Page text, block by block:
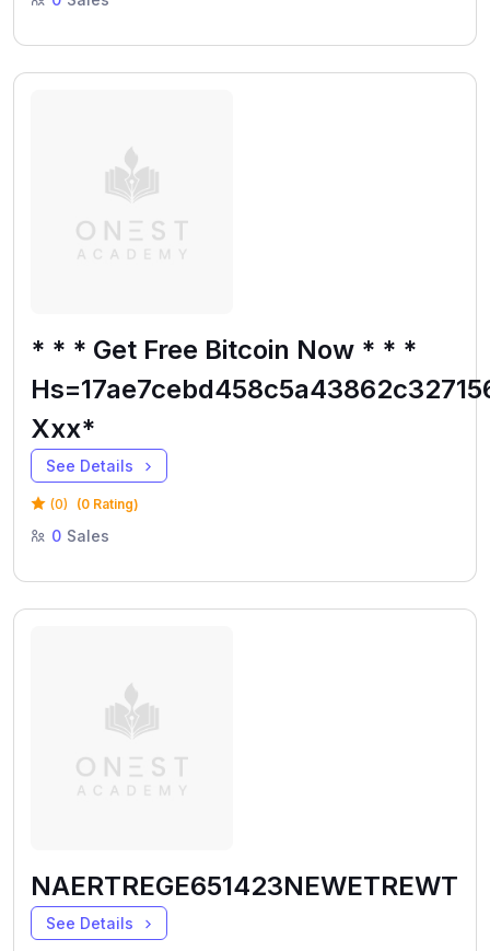
* * * Get Free Bitcoin Now * * *
Ххх*
See Details
(0) (0 Rating)
0 Sales
NAERTREGE651423NEWETREWT
See Details